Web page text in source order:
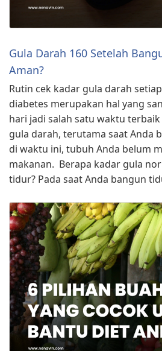
Gula Darah 160 Setelah
Aman?
Rutin cek kadar gula darah
diabetes merupakan hal yang
hari jadi salah satu waktu
gula darah, terutama saat Anda
di waktu ini, tubuh Anda belum
makanan. Berapa kadar gula
tidur? Pada saat Anda bangun